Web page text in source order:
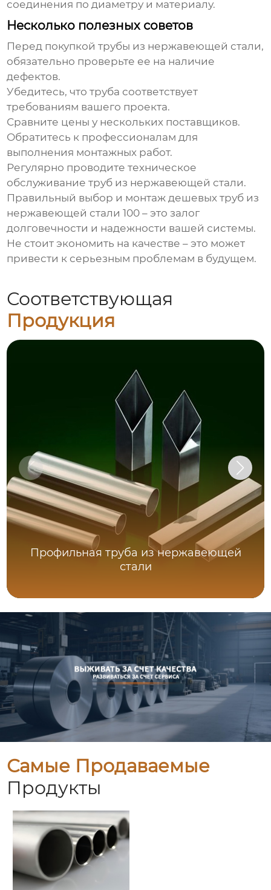
соединения по диаметру и материалу.
Несколько полезных советов
Перед покупкой трубы из нержавеющей стали,
обязательно проверьте ее на наличие
дефектов.
Убедитесь, что труба соответствует
требованиям вашего проекта.
Сравните цены у нескольких поставщиков.
Обратитесь к профессионалам для
выполнения монтажных работ.
Регулярно проводите техническое
обслуживание труб из нержавеющей стали.
Правильный выбор и монтаждешевых труб из
нержавеющей стали 100 – это залог
долговечности и надежности вашей системы.
Не стоит экономить на качестве – это может
привести к серьезным проблемам в будущем.
Соответствующая
Продукция
Профильная труба из нержавеющей
стали
Самые Продаваемые
Продукты